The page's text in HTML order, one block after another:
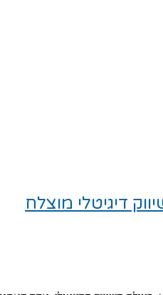
דיגיטלי מוצלח